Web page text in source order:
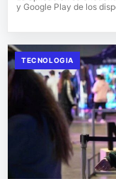
y Google Play de los
TECNOLOGIA